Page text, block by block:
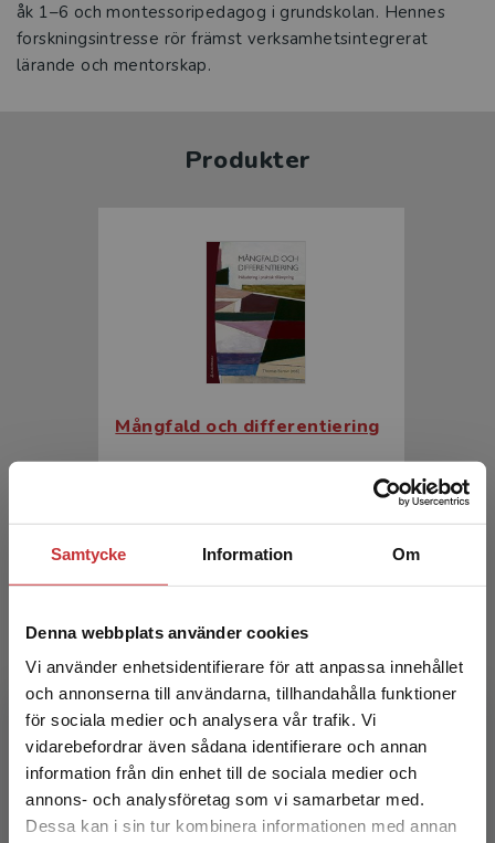
Samtycke Information Om
Denna webbplats använder cookies
Vi använder enhetsidentifierare för att anpassa innehållet
och annonserna till användarna, tillhandahålla funktioner
för sociala medier och analysera vår trafik. Vi
vidarebefordrar även sådana identifierare och annan
information från din enhet till de sociala medier och
annons- och analysföretag som vi samarbetar med.
Dessa kan i sin tur kombinera informationen med annan
Begränsad fraktregion
åk 1–6 och montessoripedagog i grundskolan. Hennes
forskningsintresse rör främst verksamhetsintegrerat
lärande och mentorskap.
Produkter
Mångfald och differentiering
Mångfald och differentiering
Barow, Thomas (red.)